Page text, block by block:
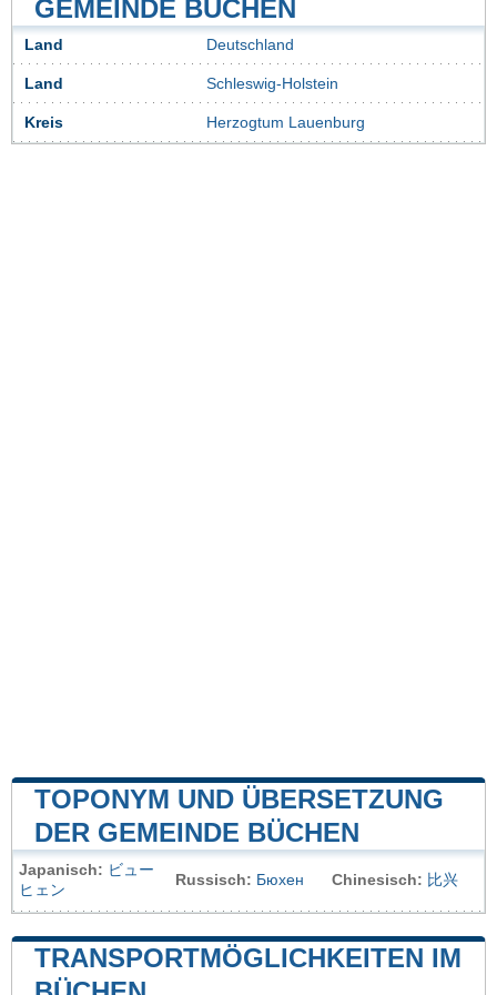
GEMEINDE BÜCHEN
Land Deutschland
Land Schleswig-Holstein
Kreis Herzogtum Lauenburg
TOPONYM UND ÜBERSETZUNG
DER GEMEINDE BÜCHEN
Japanisch: ビュー
ヒェン
Russisch: Бюхен Chinesisch: 比兴
TRANSPORTMÖGLICHKEITEN IM